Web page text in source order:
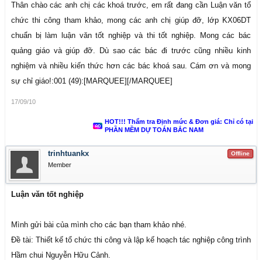
Thân chào các anh chị các khoá trước, em rất đang cần Luận văn tổ
chức thi công tham khảo, mong các anh chị giúp đỡ, lớp KX06DT
chuẩn bị làm luận văn tốt nghiệp và thi tốt nghiệp. Mong các bác
quảng giáo và giúp đỡ. Dù sao các bác đi trước cũng nhiều kinh
nghiệm và nhiều kiến thức hơn các bác khoá sau. Cám ơn và mong
sự chỉ giáo!:001 (49):[MARQUEE][/MARQUEE]
17/09/10
HOT!!! Thẩm tra Định mức & Đơn giá: Chỉ có tại
PHẦN MỀM DỰ TOÁN BẮC NAM
Offline
trinhtuankx
Member
Luận văn tốt nghiệp
Mình gửi bài của mình cho các bạn tham khảo nhé.
Đề tài: Thiết kế tổ chức thi công và lập kế hoạch tác nghiệp công trình
Hầm chui Nguyễn Hữu Cảnh.